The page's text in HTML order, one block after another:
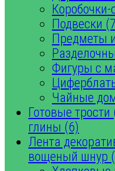
Подвески
Предметы
Фигуры с
Чайные
Готовые
глины (6)
Лента
вощеный шнур